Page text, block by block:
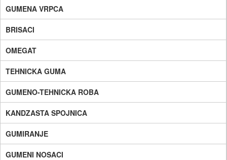
GUMENA VRPCA
BRISACI
OMEGAT
TEHNICKA GUMA
GUMENO-TEHNICKA ROBA
KANDZASTA SPOJNICA
GUMIRANJE
GUMENI NOSACI